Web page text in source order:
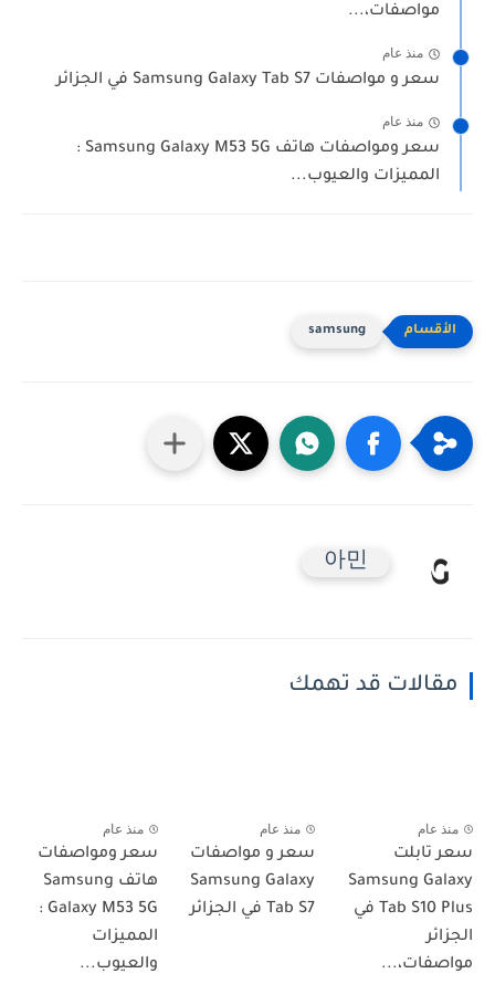
مواصفات،...
منذ عام
سعر و مواصفات Samsung Galaxy Tab S7 في الجزائر
منذ عام
سعر ومواصفات هاتف Samsung Galaxy M53 5G :
المميزات والعيوب...
samsung
아민
مقالات قد تهمك
منذ عام
سعر تابلت
Samsung Galaxy
Tab S10 Plus في
الجزائر
مواصفات،...
منذ عام
سعر و مواصفات
Samsung Galaxy
Tab S7 في الجزائر
منذ عام
سعر ومواصفات
هاتف Samsung
Galaxy M53 5G :
المميزات
والعيوب...